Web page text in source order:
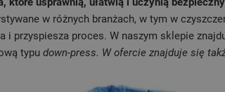
w różnych branżach, w tym w
i przyspiesza proces. W naszym sklepie
typu down-press. W ofercie znajduje się